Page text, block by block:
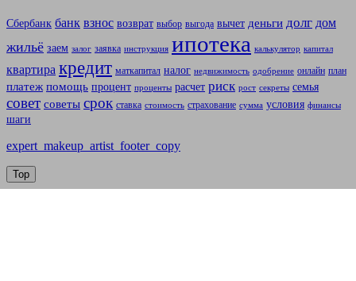
Сбербанк банк взнос возврат выбор выгода вычет деньги долг дом
жильё заем залог заявка инструкция ипотека калькулятор капитал
квартира кредит маткапитал налог недвижимость одобрение онлайн план
платеж помощь процент проценты расчет риск рост секреты семья
совет советы срок ставка стоимость страхование сумма условия финансы
шаги
expert_makeup_artist_footer_copy
Top